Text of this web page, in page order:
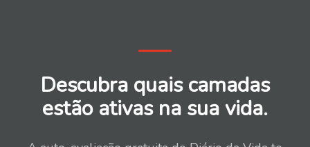
Descubra quais camadas
estão ativas na sua vida.